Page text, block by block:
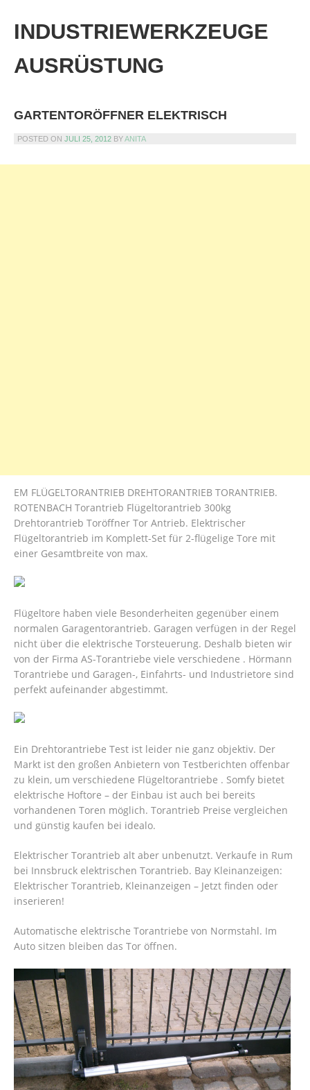
content
INDUSTRIEWERKZEUGE
AUSRÜSTUNG
GARTENTORÖFFNER ELEKTRISCH
POSTED ON JULI 25, 2012 BYANITA
EM FLÜGELTORANTRIEB DREHTORANTRIEB TORANTRIEB.
ROTENBACH Torantrieb Flügeltorantrieb 300kg
Drehtorantrieb Toröffner Tor Antrieb. Elektrischer
Flügeltorantrieb im Komplett-Set für 2-flügelige Tore mit
einer Gesamtbreite von max.
Flügeltore haben viele Besonderheiten gegenüber einem
normalen Garagentorantrieb. Garagen verfügen in der Regel
nicht über die elektrische Torsteuerung. Deshalb bieten wir
von der Firma AS-Torantriebe viele verschiedene . Hörmann
Torantriebe und Garagen-, Einfahrts- und Industrietore sind
perfekt aufeinander abgestimmt.
Ein Drehtorantriebe Test ist leider nie ganz objektiv. Der
Markt ist den großen Anbietern von Testberichten offenbar
zu klein, um verschiedene Flügeltorantriebe . Somfy bietet
elektrische Hoftore – der Einbau ist auch bei bereits
vorhandenen Toren möglich. Torantrieb Preise vergleichen
und günstig kaufen bei idealo.
Elektrischer Torantrieb alt aber unbenutzt. Verkaufe in Rum
bei Innsbruck elektrischen Torantrieb. Bay Kleinanzeigen:
Elektrischer Torantrieb, Kleinanzeigen – Jetzt finden oder
inserieren!
Automatische elektrische Torantriebe von Normstahl. Im
Auto sitzen bleiben das Tor öffnen.